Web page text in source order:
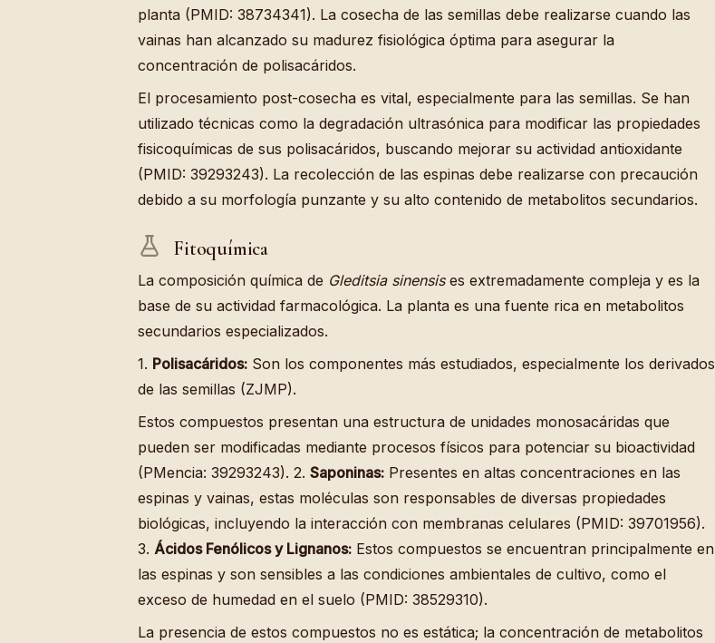
planta (PMID: 38734341). La cosecha de las semillas debe realizarse cuando las
vainas han alcanzado su madurez fisiológica óptima para asegurar la
concentración de polisacáridos.
El procesamiento post-cosecha es vital, especialmente para las semillas. Se han
utilizado técnicas como la degradación ultrasónica para modificar las propiedades
fisicoquímicas de sus polisacáridos, buscando mejorar su actividad antioxidante
(PMID: 39293243). La recolección de las espinas debe realizarse con precaución
debido a su morfología punzante y su alto contenido de metabolitos secundarios.
Fitoquímica
La composición química de Gleditsia sinensises extremadamente compleja y es la
base de su actividad farmacológica. La planta es una fuente rica en metabolitos
secundarios especializados.
1. Polisacáridos: Son los componentes más estudiados, especialmente los derivados
de las semillas (ZJMP).
Estos compuestos presentan una estructura de unidades monosacáridas que
pueden ser modificadas mediante procesos físicos para potenciar su bioactividad
(PMencia: 39293243). 2. Saponinas: Presentes en altas concentraciones en las
espinas y vainas, estas moléculas son responsables de diversas propiedades
biológicas, incluyendo la interacción con membranas celulares (PMID: 39701956).
3. Ácidos Fenólicos y Lignanos: Estos compuestos se encuentran principalmente en
las espinas y son sensibles a las condiciones ambientales de cultivo, como el
exceso de humedad en el suelo (PMID: 38529310).
La presencia de estos compuestos no es estática; la concentración de metabolitos